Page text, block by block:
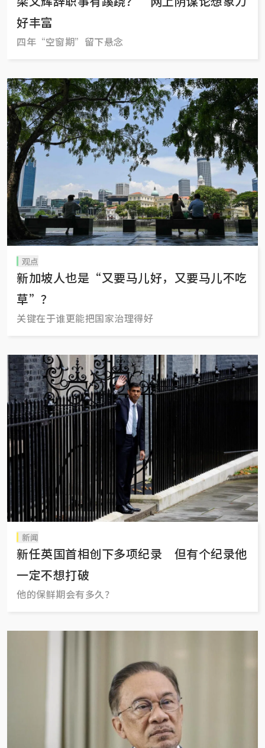
好丰富
四年“空窗期”留下悬念
观点
新加坡人也是“又要马儿好，又要马儿不吃
草”？
关键在于谁更能把国家治理得好
新闻
新任英国首相创下多项纪录 但有个纪录他
一定不想打破
他的保鲜期会有多久？